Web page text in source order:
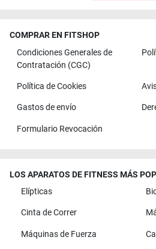
COMPRAR EN FITSHOP
Condiciones Generales de
Contratación (CGC)
Política de Cookies
Gastos de envío
Formulario Revocación
LOS APARATOS DE FITNESS MÁS
Elípticas
Cinta de Correr
Máquinas de Fuerza